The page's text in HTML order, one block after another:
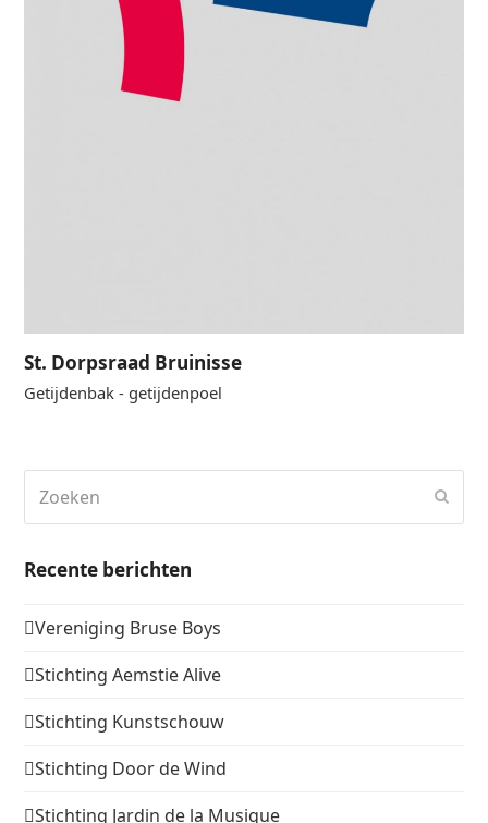
St. Dorpsraad Bruinisse
Getijdenbak - getijdenpoel
Recente berichten
Vereniging Bruse Boys
Stichting Aemstie Alive
Stichting Kunstschouw
Stichting Door de Wind
Stichting Jardin de la Musique